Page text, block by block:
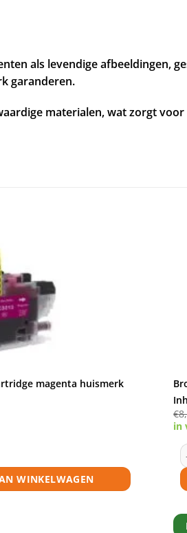
als levendige afbeeldingen,
garanderen.
materialen, wat zorgt
magenta huismerk
magenta huismerk aantal
WINKELWAGEN
€
in